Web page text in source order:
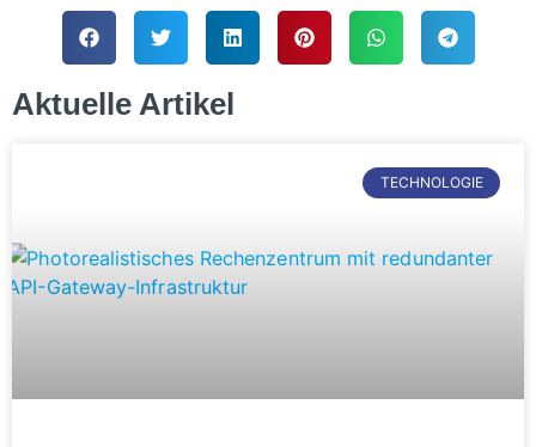
Aktuelle Artikel
TECHNOLOGIE